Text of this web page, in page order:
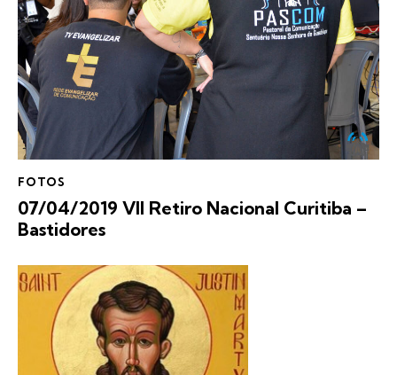
FOTOS
07/04/2019 VII Retiro Nacional Curitiba –
Bastidores